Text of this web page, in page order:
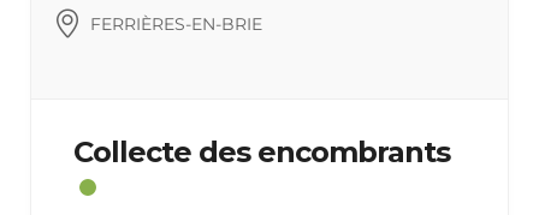
FERRIÈRES-EN-BRIE
Collecte des encombrants